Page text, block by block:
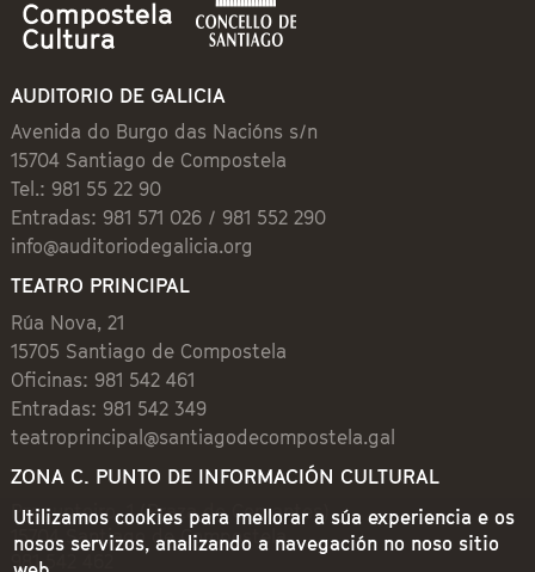
AUDITORIO DE GALICIA
Avenida do Burgo das Nacións s/n
15704 Santiago de Compostela
Tel.: 981 55 22 90
Entradas: 981 571 026 / 981 552 290
info@auditoriodegalicia.org
TEATRO PRINCIPAL
Rúa Nova, 21
15705 Santiago de Compostela
Oficinas: 981 542 461
Entradas: 981 542 349
teatroprincipal@santiagodecompostela.gal
ZONA C. PUNTO DE INFORMACIÓN CULTURAL
Preguntoiro, 1 (Praza de Cervantes)
15704 Santiago de Compostela
981 542 462
Utilizamos cookies para mellorar a súa experiencia e os
nosos servizos, analizando a navegación no noso sitio